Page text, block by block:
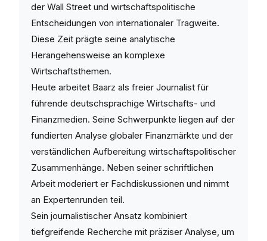
der Wall Street und wirtschaftspolitische
Entscheidungen von internationaler Tragweite.
Diese Zeit prägte seine analytische
Herangehensweise an komplexe
Wirtschaftsthemen.
Heute arbeitet Baarz als freier Journalist für
führende deutschsprachige Wirtschafts- und
Finanzmedien. Seine Schwerpunkte liegen auf der
fundierten Analyse globaler Finanzmärkte und der
verständlichen Aufbereitung wirtschaftspolitischer
Zusammenhänge. Neben seiner schriftlichen
Arbeit moderiert er Fachdiskussionen und nimmt
an Expertenrunden teil.
Sein journalistischer Ansatz kombiniert
tiefgreifende Recherche mit präziser Analyse, um